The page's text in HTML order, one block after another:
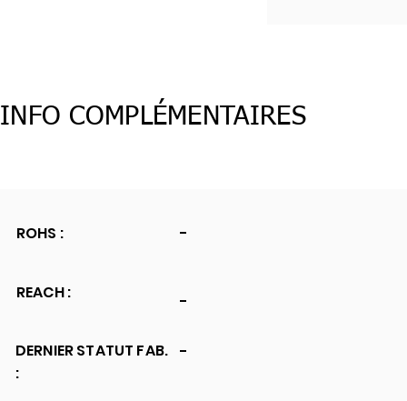
INFO COMPLÉMENTAIRES
ROHS : -
REACH :
DERNIER STATUT FAB.
:
-
-